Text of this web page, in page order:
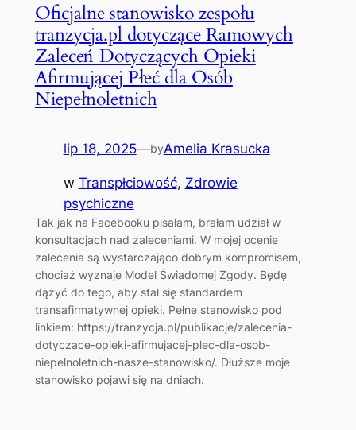
Oficjalne stanowisko zespołu
tranzycja.pl dotyczące Ramowych
Zaleceń Dotyczących Opieki
Afirmującej Płeć dla Osób
Niepełnoletnich
lip 18, 2025—byAmelia Krasucka
w Transpłciowość, Zdrowie
psychiczne
Tak jak na Facebooku pisałam, brałam udział w
konsultacjach nad zaleceniami. W mojej ocenie
zalecenia są wystarczająco dobrym kompromisem,
chociaż wyznaje Model Świadomej Zgody. Będę
dążyć do tego, aby stał się standardem
transafirmatywnej opieki. Pełne stanowisko pod
linkiem: https://tranzycja.pl/publikacje/zalecenia-
dotyczace-opieki-afirmujacej-plec-dla-osob-
niepelnoletnich-nasze-stanowisko/. Dłuższe moje
stanowisko pojawi się na dniach.